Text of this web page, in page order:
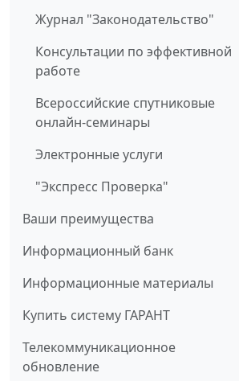
Журнал "Законодательство"
Консультации по эффективной
работе
Всероссийские спутниковые
онлайн-семинары
Электронные услуги
"Экспресс Проверка"
Ваши преимущества
Информационный банк
Информационные материалы
Купить систему ГАРАНТ
Телекоммуникационное
обновление